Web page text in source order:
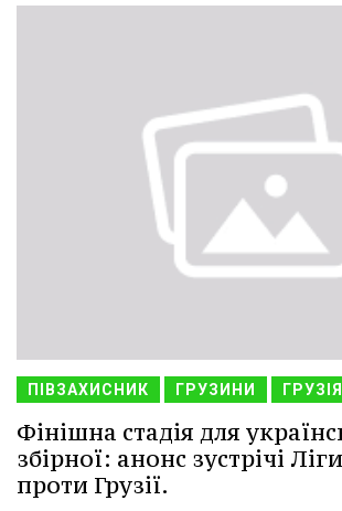
ПІВЗАХИСНИК ГРУЗИНИ
Фінішна стадія для
збірної: анонс зустрічі
проти Грузії.